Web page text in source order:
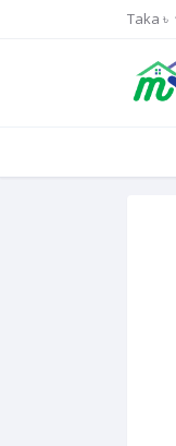
Taka ৳